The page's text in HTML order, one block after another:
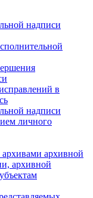
надписи
в
надписи
личного
архивной
архивной